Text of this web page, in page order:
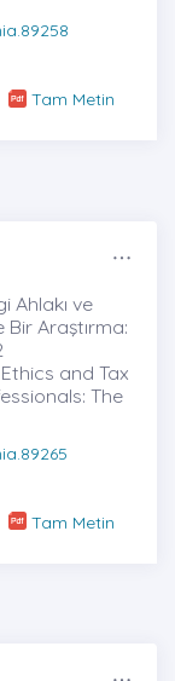
Tam Metin
Ahlakı ve
Araştırma:
and Tax
The
Tam Metin